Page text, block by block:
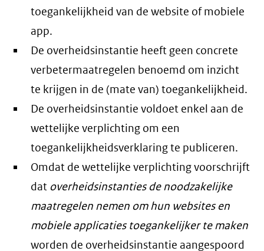
toegankelijkheid van de website of mobiele
app.
De overheidsinstantie heeft geen concrete
verbetermaatregelen benoemd om inzicht
te krijgen in de (mate van) toegankelijkheid.
De overheidsinstantie voldoet enkel aan de
wettelijke verplichting om een
toegankelijkheidsverklaring te publiceren.
Omdat de wettelijke verplichting voorschrijft
dat overheidsinstanties de noodzakelijke
maatregelen nemen om hun websites en
mobiele applicaties toegankelijker te maken
worden de overheidsinstantie aangespoord